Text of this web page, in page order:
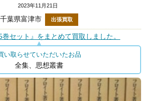
2023年11月21日
千葉県富津市 出張買取
巻セット』をまとめて買取しました。
い取らせていただいたお品
全集、思想叢書